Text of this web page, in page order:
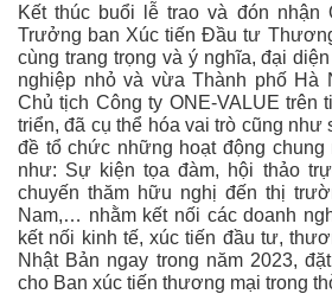
Kết thúc buổi lễ trao và đón nhận
Trưởng ban Xúc tiến Đầu tư
cùng trang trọng và ý nghĩa, đại
nghiệp nhỏ và vừa Thành phố Hà
Chủ tịch Công ty ONE-VALUE trên
triển, đã cụ thể hóa vai trò cũng như
đề tổ chức những hoạt động chung
như: Sự kiện tọa đàm, hội thảo
chuyến thăm hữu nghị đến thị
Nam,… nhằm kết nối các doanh
kết nối kinh tế, xúc tiến đầu tư,
Nhật Bản ngay trong năm 2023,
cho Ban xúc tiến thương mại trong